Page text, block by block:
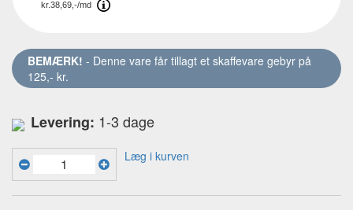
BEMÆRK! - Denne vare får tillagt et skaffevare gebyr på
125,- kr.
Levering: 1-3 dage
Læg i kurven